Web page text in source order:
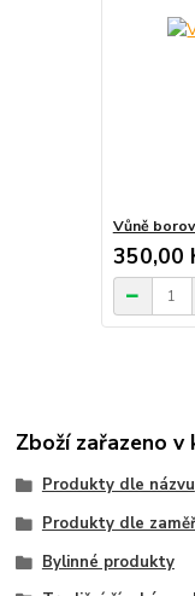
Vůně
350,00
Zboží zařazeno v
Produkty dle názvu
Produkty dle
Bylinné produkty